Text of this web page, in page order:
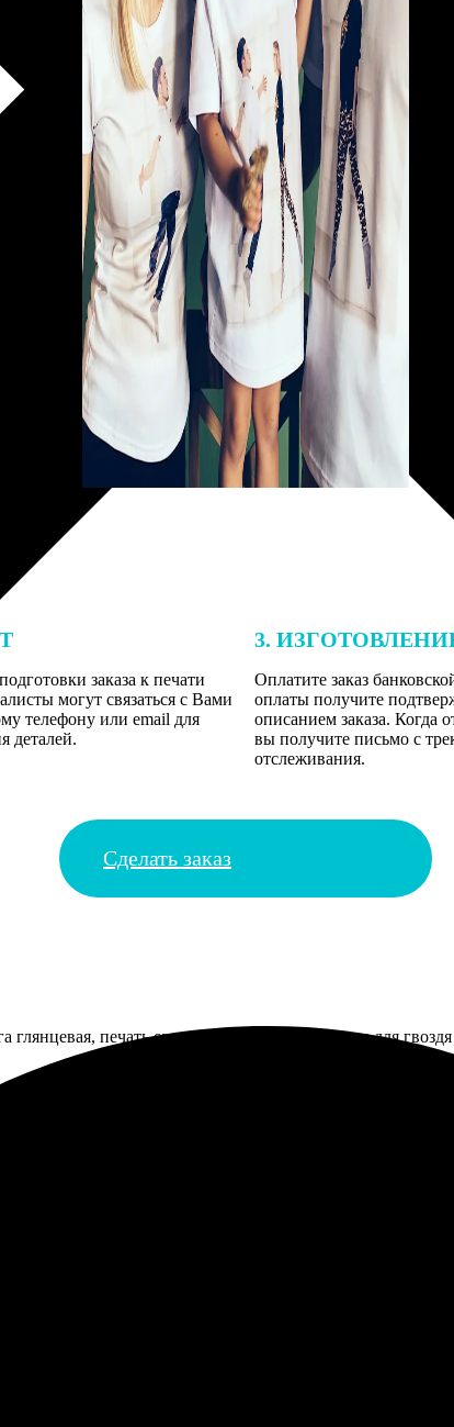
заказа к печати
могут связаться с Вами
телефону или email для
деталей.
3.
Оплатите заказ
оплаты получите
описанием заказа. Когда
вы получите письмо с
отслеживания.
Сделать заказ
печать отличная. Правда, отверстие для
а картинка остаётся. Коллеги спрашивают, где